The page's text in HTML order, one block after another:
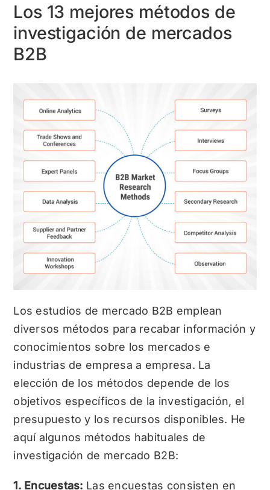
Los 13 mejores métodos de
investigación de mercados
B2B
Los estudios de mercado B2B emplean
diversos métodos para recabar información y
conocimientos sobre los mercados e
industrias de empresa a empresa. La
elección de los métodos depende de los
objetivos específicos de la investigación, el
presupuesto y los recursos disponibles. He
aquí algunos métodos habituales de
investigación de mercado B2B:
1. Encuestas: Las encuestas consisten en